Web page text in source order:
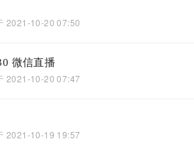
2021-10-20 07:50
微信直播
2021-10-20 07:47
2021-10-19 19:57